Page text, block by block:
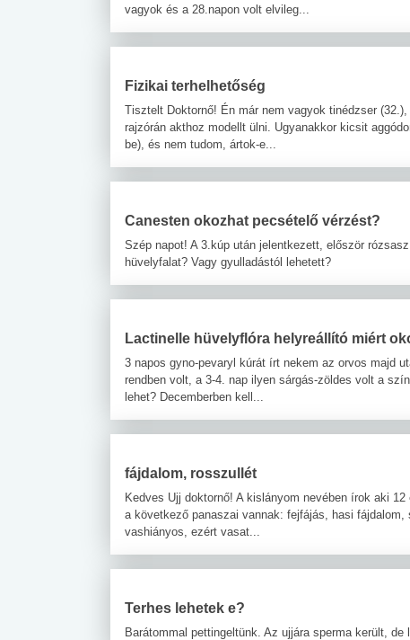
vagyok és a 28.napon volt elvileg...
Fizikai terhelhetőség
Tisztelt Doktornő! Én már nem vagyok tinédzser
rajzórán akthoz modellt ülni. Ugyanakkor kicsit
be), és nem tudom, ártok-e...
Canesten okozhat pecsételő vérzést?
Szép napot! A 3.kúp után jelentkezett, először
hüvelyfalat? Vagy gyulladástól lehetett?
Lactinelle hüvelyflóra helyreállító miért
3 napos gyno-pevaryl kúrát írt nekem az orvos majd
rendben volt, a 3-4. nap ilyen sárgás-zöldes volt a
lehet? Decemberben kell...
fájdalom, rosszullét
Kedves Ujj doktornő! A kislányom nevében írok aki
a következő panaszai vannak: fejfájás, hasi
vashiányos, ezért vasat...
Terhes lehetek e?
Barátommal pettingeltünk. Az ujjára sperma került,